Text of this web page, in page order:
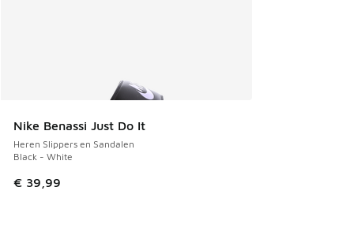
Nike Benassi Just Do It
Heren Slippers en Sandalen
Black - White
€ 39,99